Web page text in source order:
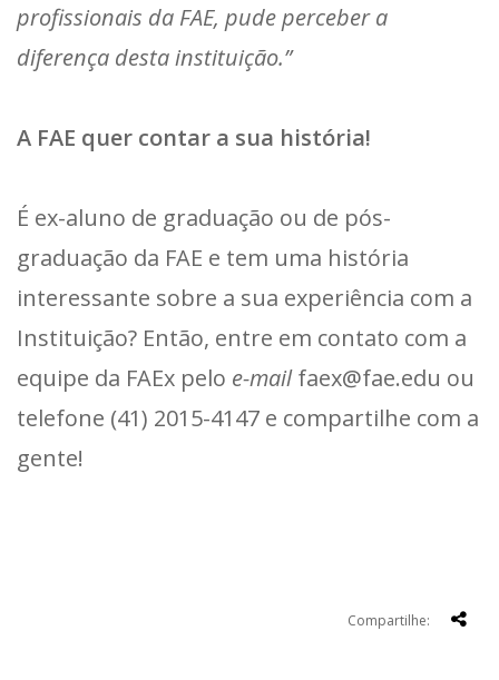
profissionais da FAE, pude perceber a
diferença desta instituição.”
A FAE quer contar a sua história!
É ex-aluno de graduação ou de pós-
graduação da FAE e tem uma história
interessante sobre a sua experiência com a
Instituição? Então, entre em contato com a
equipe da FAEx pelo e-mailfaex@fae.edu ou
telefone (41) 2015-4147 e compartilhe com a
gente!
Compartilhe: